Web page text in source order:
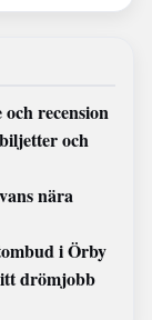
recension
och
nära
i Örby
drömjobb